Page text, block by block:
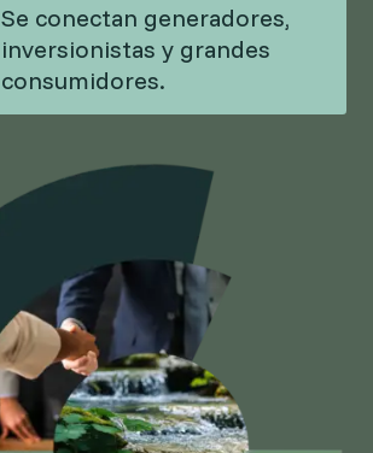
Se conectan generadores,
inversionistas y grandes
consumidores.